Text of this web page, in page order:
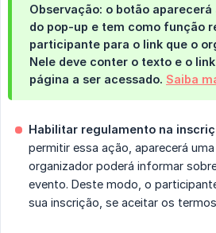
Observação: o botão aparecerá
do pop-up e tem como função
participante para o link que o
Nele deve conter o texto e o
página a ser acessado. Saiba
Habilitar regulamento na
permitir essa ação, aparecerá
organizador poderá informar
evento. Deste modo, o
sua inscrição, se aceitar os